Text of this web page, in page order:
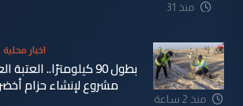
منذ 31
منذ 2 ساعة
اخبار محلية
بطول 90 كيلومترًا..
مشروع لإنشاء حزام